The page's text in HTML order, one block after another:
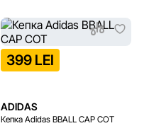
399 LEI
ADIDAS
Кепка Adidas BBALL CAP COT